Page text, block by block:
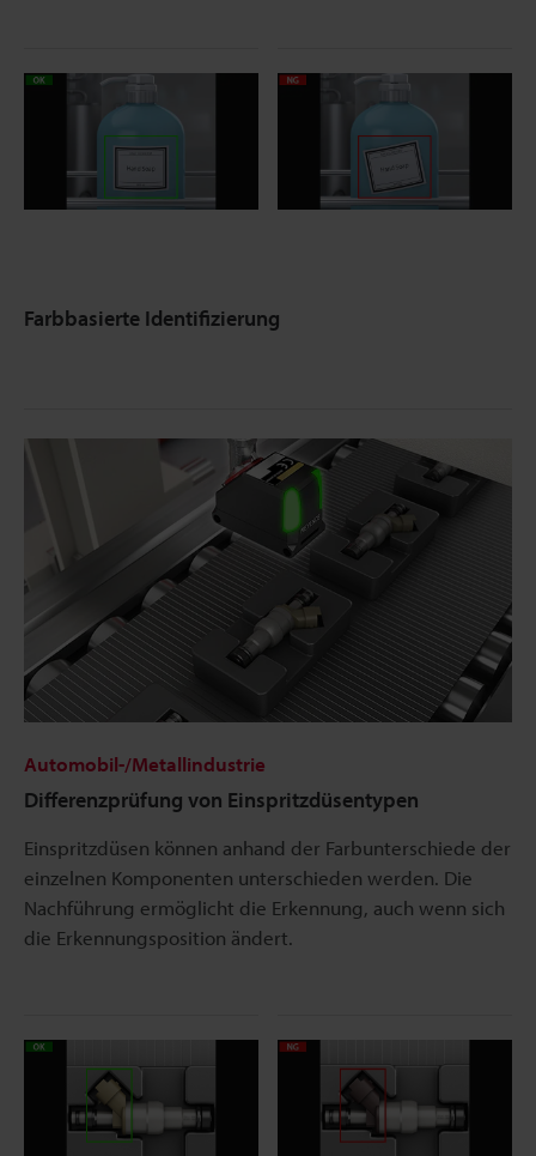
Farbbasierte Identifizierung
Automobil-/Metallindustrie
Differenzprüfung von Einspritzdüsentypen
Einspritzdüsen können anhand der Farbunterschiede der
einzelnen Komponenten unterschieden werden. Die
Nachführung ermöglicht die Erkennung, auch wenn sich
die Erkennungsposition ändert.